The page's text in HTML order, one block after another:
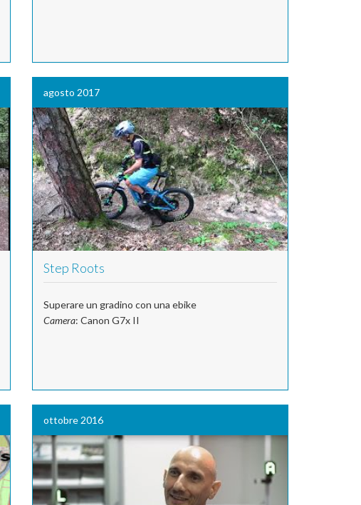
agosto 2017
Step Roots
Superare un gradino con una ebike
Camera: Canon G7x II
ottobre 2016